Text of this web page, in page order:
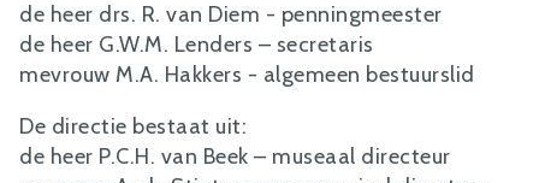
de heer drs. R. van Diem - penningmeester
de heer G.W.M. Lenders – secretaris
mevrouw M.A. Hakkers - algemeen bestuurslid
De directie bestaat uit:
de heer P.C.H. van Beek – museaal directeur